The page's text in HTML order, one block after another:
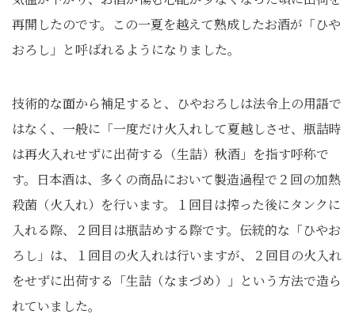
再開したのです。この一夏を越えて熟成したお酒が「ひや
おろし」と呼ばれるようになりました。
技術的な面から補足すると、ひやおろしは法令上の用語で
はなく、一般に「一度だけ火入れして夏越しさせ、瓶詰時
は再火入れせずに出荷する（生詰）秋酒」を指す呼称で
す。日本酒は、多くの商品において製造過程で２回の加熱
殺菌（火入れ）を行います。１回目は搾った後にタンクに
入れる際、２回目は瓶詰めする際です。伝統的な「ひやお
ろし」は、１回目の火入れは行いますが、２回目の火入れ
をせずに出荷する「生詰（なまづめ）」という方法で造ら
れていました。